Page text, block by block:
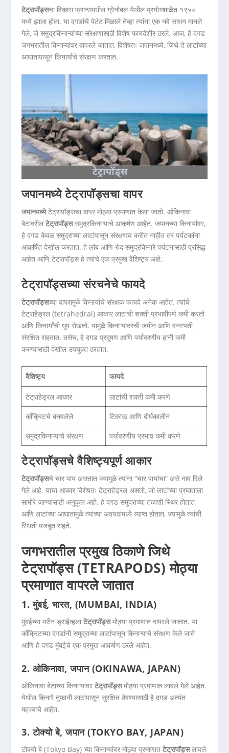
टेट्रापॉड्सचा विकास फ्रान्समधील ग्रेनोबल येथील प्रयोगशाळेत १९५०
मध्ये झाला होता. या दगडांचे पेटंट मिळाले तेव्हा त्यांना एक नवे साधन मानले
गेले, जे समुद्रकिनाऱ्यांच्या संरक्षणासाठी विशेष फायदेशीर ठरले. आज, हे दगड
जगभरातील किनाऱ्यांवर वापरले जातात, विशेषतः जपानमध्ये, जिथे ते लाटांच्या
आघातापासून किनार्याचे संरक्षण करतात.
जपानमध्ये टेट्रापॉड्सचा वापर
जपानमध्येटेट्रापॉड्सचा वापर मोठ्या प्रमाणात केला जातो. ओकिनावा
बेटावरीलटेट्रापॉड्ससमुद्रकिनाऱ्याचे आकर्षण आहेत. जपानच्या किनार्यांवर,
हे दगड केवळ समुद्राच्या लाटांपासून संरक्षणच करीत नाहीत तर पर्यटकांना
आकर्षित देखील करतात. हे लांब आणि रुंद समुद्रकिनारे पर्यटनासाठी प्रसिद्ध
आहेत आणि टेट्रापॉड्स हे त्यांचे एक प्रमुख वैशिष्ट्य आहे.
टेट्रापॉड्सच्या संरचनेचे फायदे
टेट्रापॉड्सच्या वापरामुळे किनार्याचे संरक्षक फायदे अनेक आहेत. त्यांचे
टेट्राहेड्रल (tetrahedral) आकार लाटांची शक्ती प्रभावीपणे कमी करतो
आणि किनार्यांची धूप रोखतो. यामुळे किनाऱ्यावरची जमीन आणि वनस्पती
संरक्षित राहतात. तसेच, हे दगड प्रदूषण आणि पर्यावरणीय हानी कमी
करण्यासाठी देखील उपयुक्त ठरतात.
वैशिष्ट्य फायदे
टेट्राहेड्रल आकार
लाटांची शक्ती कमी करणे
कॉंक्रिटचे बनवलेले
टिकाऊ आणि दीर्घकालीन
समुद्रकिनाऱ्यांचे संरक्षण
पर्यावरणीय प्रभाव कमी करणे
टेट्रापॉड्सचे वैशिष्ट्यपूर्ण आकार
टेट्रापॉड्सचे चार पाय असतात ज्यामुळे त्यांना “चार पायांचा” असे नाव दिले
गेले आहे. याचा आकार विशेषतः टेट्राहेड्रल असतो, जो लाटांच्या प्रघाताला
सामोरे जाण्यासाठी अनुकूल आहे. हे दगड समुद्राच्या तळाशी स्थिर होतात
आणि लाटांच्या आघातामुळे त्यांच्या अवयवांमध्ये व्याप्त होतात, ज्यामुळे त्यांची
स्थिती मजबूत राहते.
जगभरातील प्रमुख ठिकाणे जिथे
टेट्रापॉड्स (TETRAPODS) मोठ्या
प्रमाणात वापरले जातात
1. मुंबई, भारत, (MUMBAI, INDIA)
मुंबईच्या मरीन ड्राईव्हलाटेट्रापॉड्समोठ्या प्रमाणात वापरले जातात. या
कॉंक्रिटच्या दगडांनी समुद्राच्या लाटांपासून किनाऱ्याचे संरक्षण केले जाते
आणि हे दगड मुंबईचे एक प्रमुख आकर्षण ठरले आहेत.
2. ओकिनावा, जपान (OKINAWA, JAPAN)
ओकिनावा बेटाच्या किनाऱ्यांवरटेट्रापॉड्समोठ्या प्रमाणात लावले गेले आहेत.
येथील किनारे तुफानी लाटांपासून सुरक्षित ठेवण्यासाठी हे दगड अत्यंत
महत्त्वाचे आहेत.
3. टोक्यो बे, जपान (TOKYO BAY, JAPAN)
टोक्यो बे (Tokyo Bay) च्या किनाऱ्यांवर मोठ्या प्रमाणातटेट्रापॉड्सलावले